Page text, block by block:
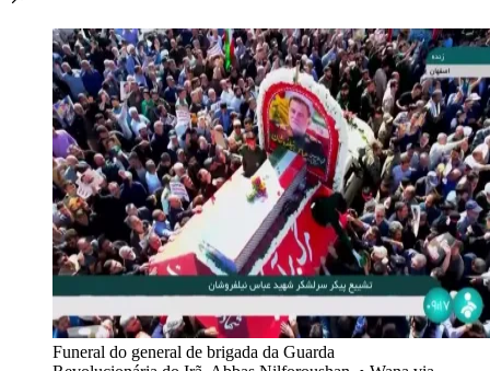
Funeral do general de brigada da Guarda